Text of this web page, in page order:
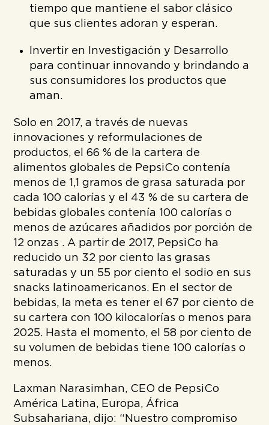
tiempo que mantiene el sabor clásico
que sus clientes adoran y esperan.
Invertir en Investigación y Desarrollo
para continuar innovando y brindando a
sus consumidores los productos que
aman.
Solo en 2017, a través de nuevas
innovaciones y reformulaciones de
productos, el 66 % de la cartera de
alimentos globales de PepsiCo contenía
menos de 1,1 gramos de grasa saturada por
cada 100 calorías y el 43 % de su cartera de
bebidas globales contenía 100 calorías o
menos de azúcares añadidos por porción de
12 onzas . A partir de 2017, PepsiCo ha
reducido un 32 por ciento las grasas
saturadas y un 55 por ciento el sodio en sus
snacks latinoamericanos. En el sector de
bebidas, la meta es tener el 67 por ciento de
su cartera con 100 kilocalorías o menos para
2025. Hasta el momento, el 58 por ciento de
su volumen de bebidas tiene 100 calorías o
menos.
Laxman Narasimhan, CEO de PepsiCo
América Latina, Europa, África
Subsahariana, dijo: “Nuestro compromiso